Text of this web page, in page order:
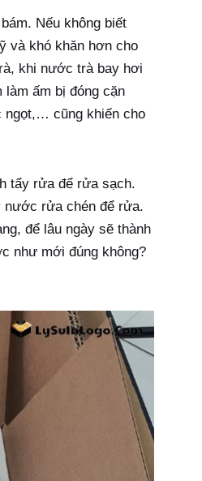
Nếu không biết
và khó khăn hơn cho
khi nước trà bay hơi
làm ấm bị đóng cặn
ngọt,… cũng khiến cho
tẩy rửa để rửa sạch.
nước rửa chén để rửa.
để lâu ngày sẽ thành
như mới đúng không?